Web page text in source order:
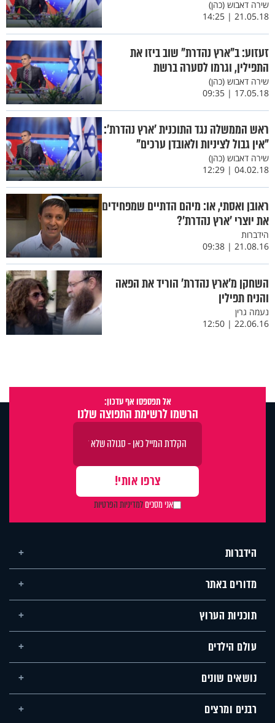
שירה דאבוש (כהן)
21.05.18 | 14:25
זעזוע: ב"ארץ נהדרת" שוב ביזו את
התפילין, וגרמו לסערה ברשת
שירה דאבוש (כהן)
17.05.18 | 09:35
ראש הממשלה נגד התוכנית ’ארץ נהדרת’:
"אין גבול לציניות ולאובדן ערכים"
שירה דאבוש (כהן)
04.02.18 | 12:29
ראובן ואסתי, או: מיהם הדתיים שמפחידים
את יוצרי ’ארץ נהדרת’?
הידברות
21.08.16 | 09:38
השחקן מ’ארץ נהדרת’ הוריד את הפאה
והניח תפילין
נעמה גרין
22.06.16 | 12:50
אל תפספסו אף עדכון:
הרשמו לרשימת התפוצה שלנו
אני מסכיםלמדיניות הפרטיות
הידברות
מדורים באתר
תוכניות הערוץ
עולם הילדים
נושאים שונים
רבנים ומרצים